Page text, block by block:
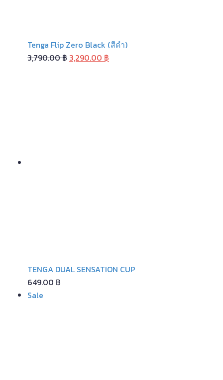
Tenga Flip Zero Black (สีดำ)
3,790.00฿ Original
3,290.00 ฿
TENGA DUAL SENSATION CUP
649.00 ฿
Sale